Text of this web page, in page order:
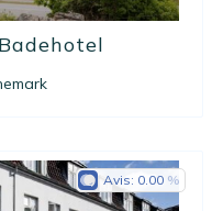
Avis: 0.00